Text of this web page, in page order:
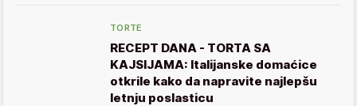
TORTE
RECEPT DANA - TORTA SA
KAJSIJAMA: Italijanske domaćice
otkrile kako da napravite najlepšu
letnju poslasticu